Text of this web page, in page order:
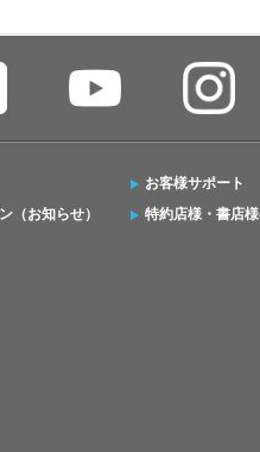
（お知らせ）
お客様サポート
特約店様・書店